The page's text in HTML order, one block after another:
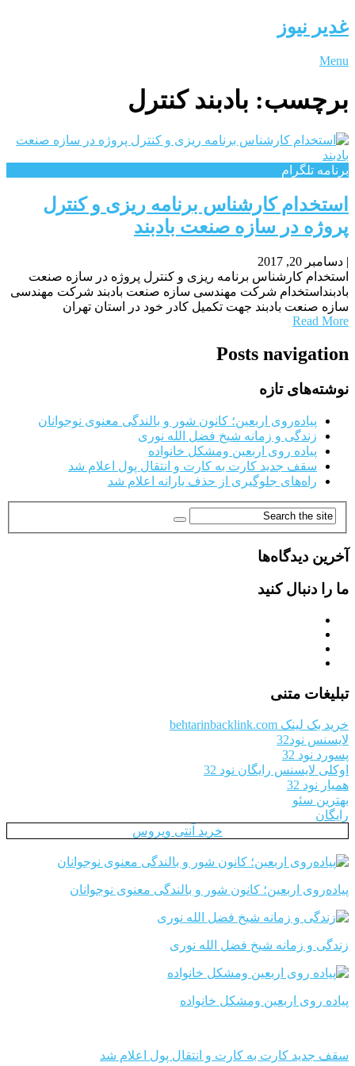
غدیر نیوز
Menu
برچسب: بادبند کنترل
برنامه تلگرام
استخدام کارشناس برنامه ریزی و کنترل
پروژه در سازه صنعت بادبند
| دسامبر 20, 2017
استخدام کارشناس برنامه ریزی و کنترل پروژه در سازه صنعت
بادبنداستخدام شرکت مهندسی سازه صنعت بادبند شرکت مهندسی
سازه صنعت بادبند جهت تکمیل کادر خود در استان تهران
Read More
Posts navigation
نوشته‌های تازه
پیاده‌روی اربعین؛ کانون شور و بالندگی معنوی نوجوانان
زندگی و زمانه شیخ فضل الله نوری
پیاده روی اربعین ومشکل خانواده
سقف جدید کارت به کارت و انتقال پول اعلام شد
راه‌های جلوگیری از حذف یارانه اعلام شد
آخرین دیدگاه‌ها
ما را دنبال کنید
تبلیغات متنی
خرید بک لینک behtarinbacklink.com
لایسنس نود32
پسورد نود 32
اوکلی لایسنس رایگان نود 32
همیار نود 32
بهترین سئو
رایگان
خرید آنتی ویروس
پیاده‌روی اربعین؛ کانون شور و بالندگی معنوی نوجوانان
زندگی و زمانه شیخ فضل الله نوری
پیاده روی اربعین ومشکل خانواده
سقف جدید کارت به کارت و انتقال پول اعلام شد